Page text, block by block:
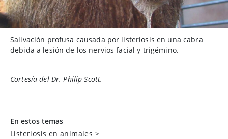
Salivación profusa causada por listeriosis en una cabra
debida a lesión de los nervios facial y trigémino.
Cortesía del Dr. Philip Scott.
En estos temas
Listeriosis en animales >